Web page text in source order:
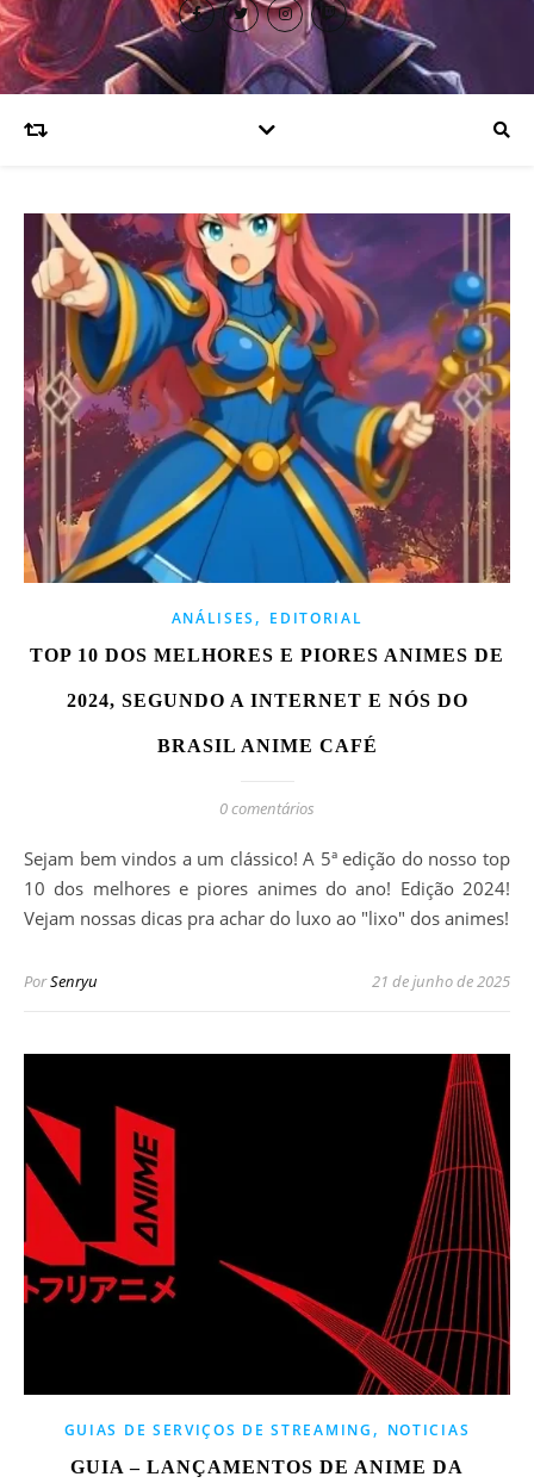
ANÁLISES , EDITORIAL
TOP 10 DOS MELHORES E PIORES ANIMES DE
2024, SEGUNDO A INTERNET E NÓS DO
BRASIL ANIME CAFÉ
0 comentários
Sejam bem vindos a um clássico! A 5ª edição do nosso top
10 dos melhores e piores animes do ano! Edição 2024!
Vejam nossas dicas pra achar do luxo ao "lixo" dos animes!
PorSenryu 21 de junho de 2025
GUIAS DE SERVIÇOS DE STREAMING , NOTICIAS
GUIA – LANÇAMENTOS DE ANIME DA